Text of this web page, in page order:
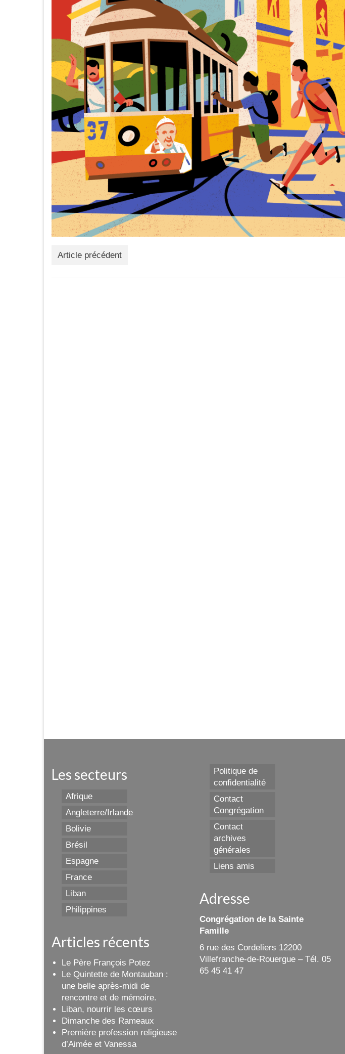
Article précédent
Les secteurs
Afrique
Angleterre/Irlande
Bolivie
Brésil
Espagne
France
Liban
Philippines
Articles récents
Le Père François Potez
Le Quintette de Montauban :
une belle après-midi de
rencontre et de mémoire.
Liban, nourrir les cœurs
Dimanche des Rameaux
Première profession religieuse
d’Aimée et Vanessa
Politique de
confidentialité
Contact
Congrégation
Contact
archives
générales
Liens amis
Adresse
Congrégation de la Sainte
Famille
6 rue des Cordeliers 12200
Villefranche-de-Rouergue – Tél. 05
65 45 41 47